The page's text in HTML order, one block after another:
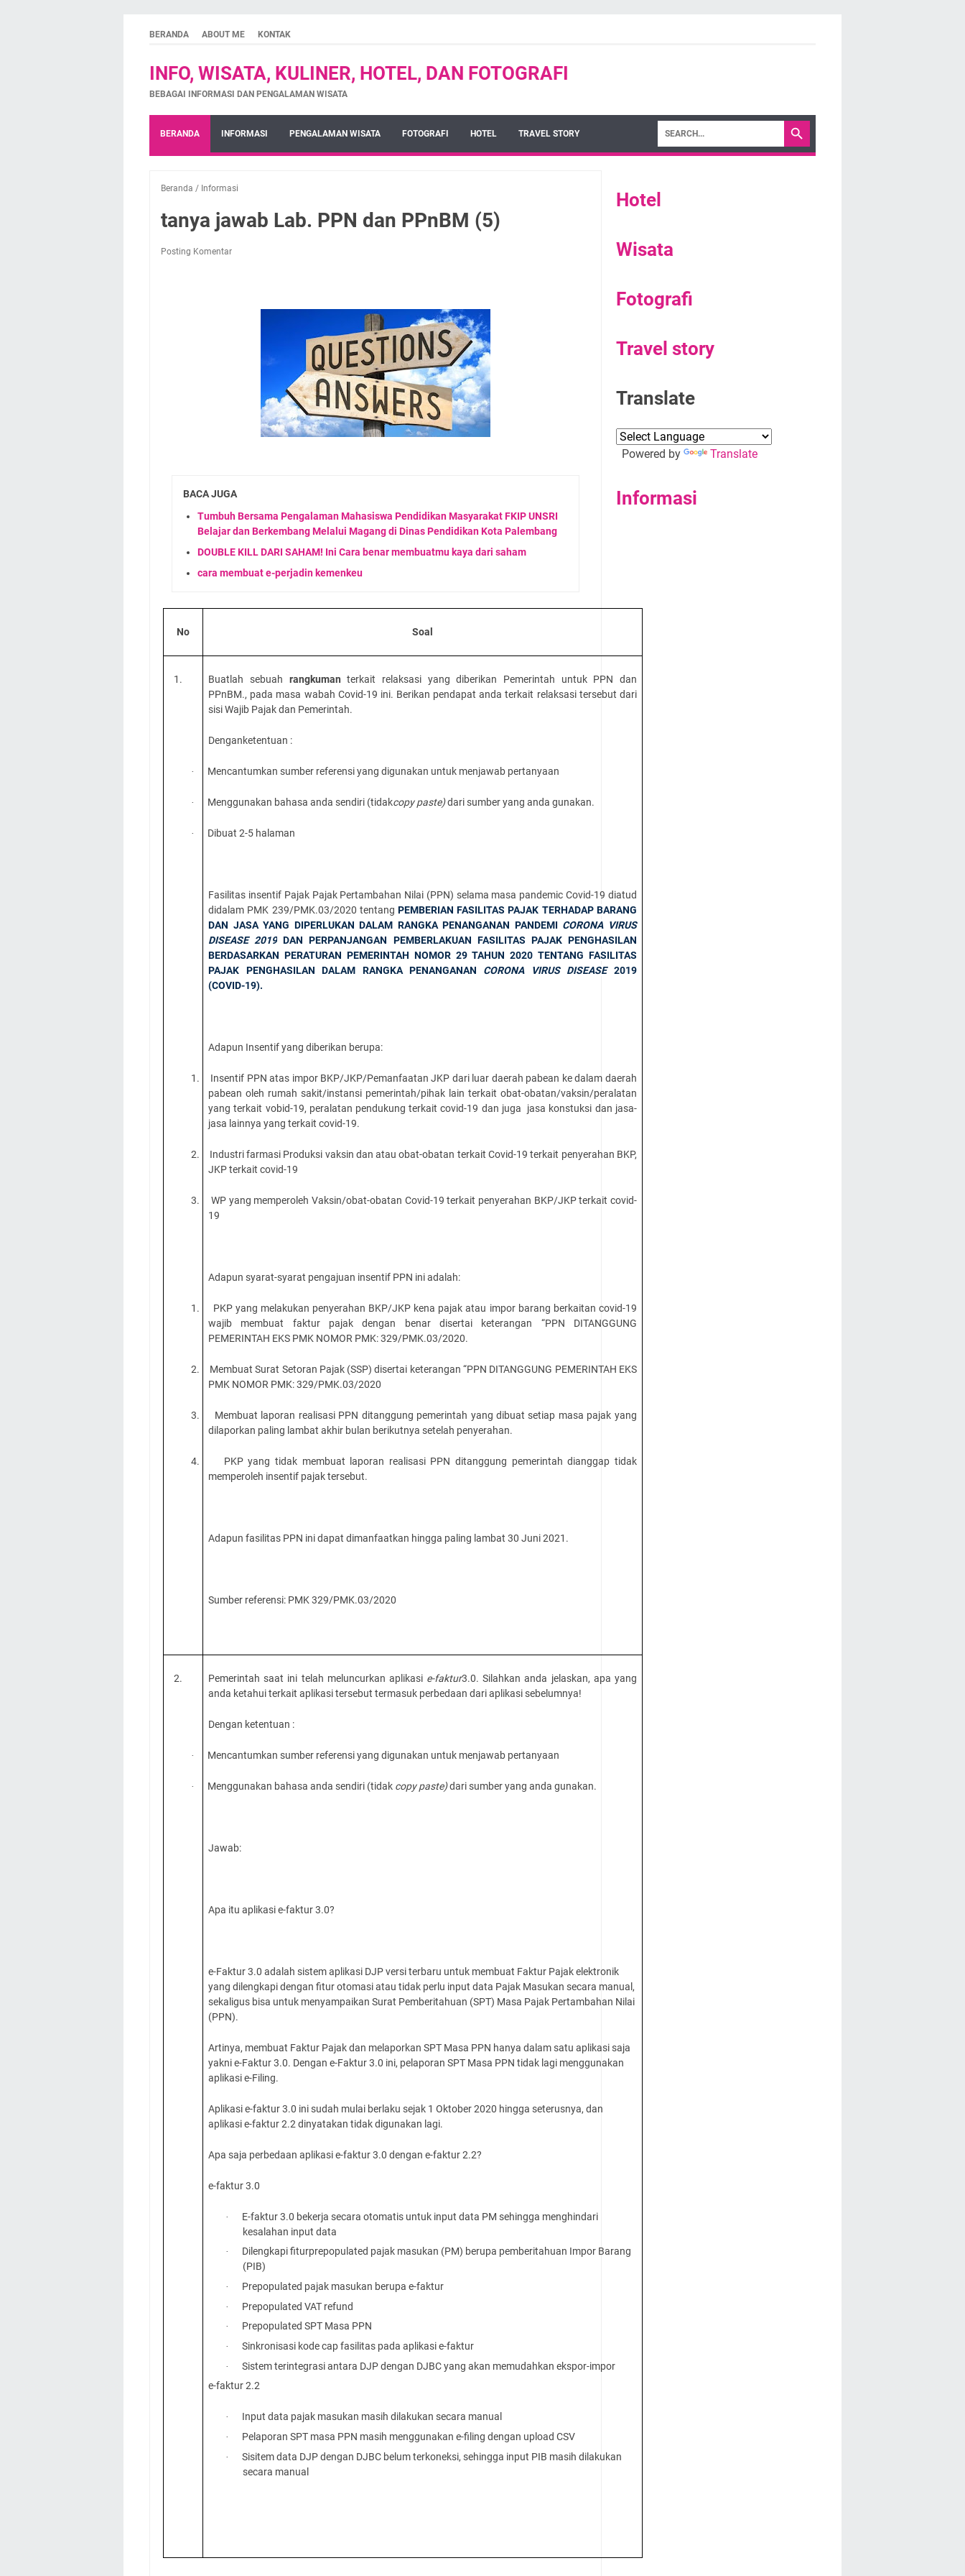
BERANDA ABOUT ME KONTAK
INFO, WISATA, KULINER, HOTEL, DAN FOTOGRAFI
BEBAGAI INFORMASI DAN PENGALAMAN WISATA
BERANDA INFORMASI PENGALAMAN WISATA FOTOGRAFI HOTEL TRAVEL STORY
Beranda / Informasi
tanya jawab Lab. PPN dan PPnBM (5)
Posting Komentar
BACA JUGA
Tumbuh Bersama Pengalaman Mahasiswa Pendidikan Masyarakat FKIP UNSRI
Belajar dan Berkembang Melalui Magang di Dinas Pendidikan Kota Palembang
DOUBLE KILL DARI SAHAM! Ini Cara benar membuatmu kaya dari saham
cara membuat e-perjadin kemenkeu
No Soal
1. Buatlah sebuah rangkumanterkait relaksasi yang diberikan Pemerintah untuk PPN dan
PPnBM., pada masa wabah Covid-19 ini. Berikan pendapat anda terkait relaksasi tersebut dari
sisi Wajib Pajak dan Pemerintah.
Denganketentuan :
· Mencantumkan sumber referensi yang digunakan untuk menjawab pertanyaan
· Menggunakan bahasa anda sendiri (tidakcopy paste)dari sumber yang anda gunakan.
· Dibuat 2-5 halaman
Fasilitas insentif Pajak Pajak Pertambahan Nilai (PPN) selama masa pandemic Covid-19 diatud
didalam PMK 239/PMK.03/2020 tentang PEMBERIAN FASILITAS PAJAK TERHADAP BARANG
DAN JASA YANG DIPERLUKAN DALAM RANGKA PENANGANAN PANDEMI CORONA VIRUS
DISEASE 2019 DAN PERPANJANGAN PEMBERLAKUAN FASILITAS PAJAK PENGHASILAN
BERDASARKAN PERATURAN PEMERINTAH NOMOR 29 TAHUN 2020 TENTANG FASILITAS
PAJAK PENGHASILAN DALAM RANGKA PENANGANAN CORONA VIRUS DISEASE 2019
(COVID-19).
Adapun Insentif yang diberikan berupa:
1.
Insentif PPN atas impor BKP/JKP/Pemanfaatan JKP dari luar daerah pabean ke dalam daerah
pabean oleh rumah sakit/instansi pemerintah/pihak lain terkait obat-obatan/vaksin/peralatan
yang terkait vobid-19, peralatan pendukung terkait covid-19 dan juga jasa konstuksi dan jasa-
jasa lainnya yang terkait covid-19.
2.
Industri farmasi Produksi vaksin dan atau obat-obatan terkait Covid-19 terkait penyerahan BKP,
JKP terkait covid-19
3.
WP yang memperoleh Vaksin/obat-obatan Covid-19 terkait penyerahan BKP/JKP terkait covid-
19
Adapun syarat-syarat pengajuan insentif PPN ini adalah:
1.
PKP yang melakukan penyerahan BKP/JKP kena pajak atau impor barang berkaitan covid-19
wajib membuat faktur pajak dengan benar disertai keterangan “PPN DITANGGUNG
PEMERINTAH EKS PMK NOMOR PMK: 329/PMK.03/2020.
2.
Membuat Surat Setoran Pajak (SSP) disertai keterangan “PPN DITANGGUNG PEMERINTAH EKS
PMK NOMOR PMK: 329/PMK.03/2020
3.
Membuat laporan realisasi PPN ditanggung pemerintah yang dibuat setiap masa pajak yang
dilaporkan paling lambat akhir bulan berikutnya setelah penyerahan.
4.
PKP yang tidak membuat laporan realisasi PPN ditanggung pemerintah dianggap tidak
memperoleh insentif pajak tersebut.
Adapun fasilitas PPN ini dapat dimanfaatkan hingga paling lambat 30 Juni 2021.
Sumber referensi: PMK 329/PMK.03/2020
2. Pemerintah saat ini telah meluncurkan aplikasi e-faktur3.0. Silahkan anda jelaskan, apa yang
anda ketahui terkait aplikasi tersebut termasuk perbedaan dari aplikasi sebelumnya!
Dengan ketentuan :
· Mencantumkan sumber referensi yang digunakan untuk menjawab pertanyaan
· Menggunakan bahasa anda sendiri (tidak copy paste)dari sumber yang anda gunakan.
Jawab:
Apa itu aplikasi e-faktur 3.0?
e-Faktur 3.0 adalah sistem aplikasi DJP versi terbaru untuk membuat Faktur Pajak elektronik
yang dilengkapi dengan fitur otomasi atau tidak perlu input data Pajak Masukan secara manual,
sekaligus bisa untuk menyampaikan Surat Pemberitahuan (SPT) Masa Pajak Pertambahan Nilai
(PPN).
Artinya, membuat Faktur Pajak dan melaporkan SPT Masa PPN hanya dalam satu aplikasi saja
yakni e-Faktur 3.0. Dengan e-Faktur 3.0 ini, pelaporan SPT Masa PPN tidak lagi menggunakan
aplikasi e-Filing.
Aplikasi e-faktur 3.0 ini sudah mulai berlaku sejak 1 Oktober 2020 hingga seterusnya, dan
aplikasi e-faktur 2.2 dinyatakan tidak digunakan lagi.
Apa saja perbedaan aplikasi e-faktur 3.0 dengan e-faktur 2.2?
e-faktur 3.0
·
E-faktur 3.0 bekerja secara otomatis untuk input data PM sehingga menghindari
kesalahan input data
·
Dilengkapi fiturprepopulated pajak masukan (PM) berupa pemberitahuan Impor Barang
(PIB)
· Prepopulated pajak masukan berupa e-faktur
· Prepopulated VAT refund
· Prepopulated SPT Masa PPN
· Sinkronisasi kode cap fasilitas pada aplikasi e-faktur
·
Sistem terintegrasi antara DJP dengan DJBC yang akan memudahkan ekspor-impor
e-faktur 2.2
· Input data pajak masukan masih dilakukan secara manual
· Pelaporan SPT masa PPN masih menggunakan e-filing dengan upload CSV
·
Sisitem data DJP dengan DJBC belum terkoneksi, sehingga input PIB masih dilakukan
secara manual
Hotel
Wisata
Fotografi
Travel story
Translate
Powered by Translate
Informasi